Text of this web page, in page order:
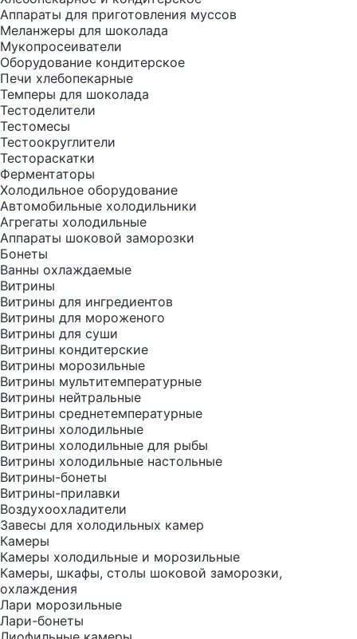
Аппараты для приготовления муссов
Меланжеры для шоколада
Мукопросеиватели
Оборудование кондитерское
Печи хлебопекарные
Темперы для шоколада
Тестоделители
Тестомесы
Тестоокруглители
Тестораскатки
Ферментаторы
Холодильное оборудование
Автомобильные холодильники
Агрегаты холодильные
Аппараты шоковой заморозки
Бонеты
Ванны охлаждаемые
Витрины
Витрины для ингредиентов
Витрины для мороженого
Витрины для суши
Витрины кондитерские
Витрины морозильные
Витрины мультитемпературные
Витрины нейтральные
Витрины среднетемпературные
Витрины холодильные
Витрины холодильные для рыбы
Витрины холодильные настольные
Витрины-бонеты
Витрины-прилавки
Воздухоохладители
Завесы для холодильных камер
Камеры
Камеры холодильные и морозильные
Камеры, шкафы, столы шоковой заморозки,
охлаждения
Лари морозильные
Лари-бонеты